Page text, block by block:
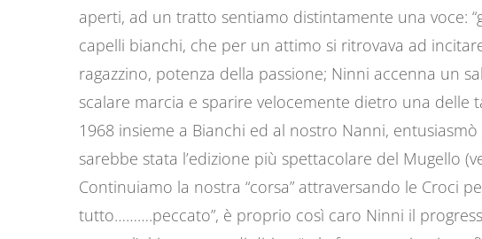
aperti, ad un tratto sentiamo distintamente una voce:
capelli bianchi, che per un attimo si ritrovava ad
ragazzino, potenza della passione; Ninni accenna un
scalare marcia e sparire velocemente dietro una delle
1968 insieme a Bianchi ed al nostro Nanni,
sarebbe stata l’edizione più spettacolare del Mugello
Continuiamo la nostra “corsa” attraversando le Croci
tutto……….peccato”, è proprio così caro Ninni il